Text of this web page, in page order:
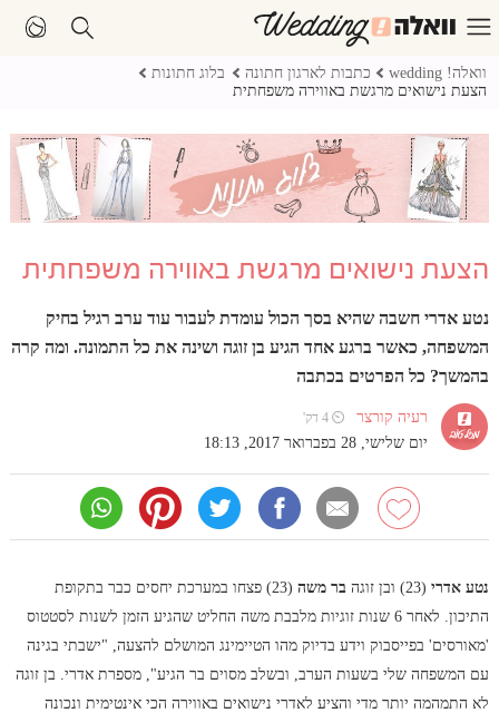
וואלה! wedding כתבות לארגון חתונה
בלוג חתונות
הצעת נישואים מרגשת באווירה משפחתית
הצעת נישואים מרגשת באווירה משפחתית
נטע אדרי חשבה שהיא בסך הכול עומדת לעבור עוד ערב רגיל בחיק
המשפחה, כאשר ברגע אחד הגיע בן זוגה ושינה את כל התמונה. ומה קרה
בהמשך? כל הפרטים בכתבה
רעיה קורצר ⏲ 4 דק'
יום שלישי, 28 בפברואר 2017, 18:13
נטע אדרי(23) ובן זוגה בר משה
(23) פצחו במערכת יחסים כבר בתקופת
התיכון. לאחר 6 שנות זוגיות מלבבת משה החליט שהגיע הזמן לשנות לסטטוס
'מאורסים' בפייסבוק וידע בדיוק מהו הטיימינג המושלם להצעה, "ישבתי בגינה
עם המשפחה שלי בשעות הערב, ובשלב מסוים בר הגיע", מספרת אדרי. בן זוגה
לא התמהמה יותר מדי והציע לאדרי נישואים באווירה הכי אינטימית ונכונה